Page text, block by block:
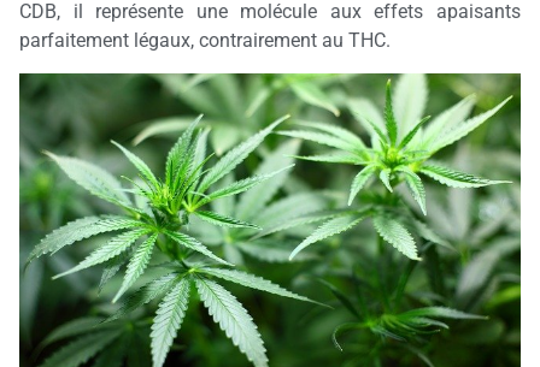
CDB, il représente une molécule aux effets apaisants
parfaitement légaux, contrairement au THC.